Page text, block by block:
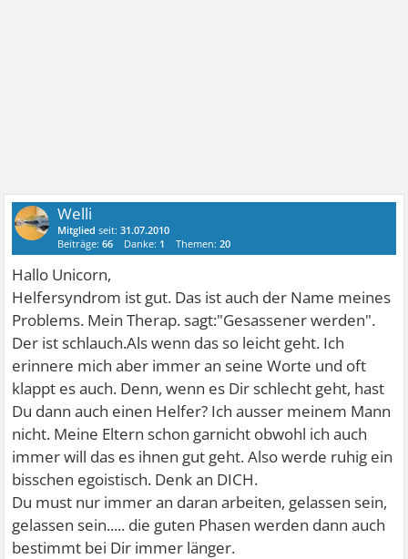
Welli
Mitglied seit:31.07.2010
Beiträge:66 Danke: 1 Themen:20
Hallo Unicorn,
Helfersyndrom ist gut. Das ist auch der Name meines
Problems. Mein Therap. sagt:"Gesassener werden".
Der ist schlauch.Als wenn das so leicht geht. Ich
erinnere mich aber immer an seine Worte und oft
klappt es auch. Denn, wenn es Dir schlecht geht, hast
Du dann auch einen Helfer? Ich ausser meinem Mann
nicht. Meine Eltern schon garnicht obwohl ich auch
immer will das es ihnen gut geht. Also werde ruhig ein
bisschen egoistisch. Denk an DICH.
Du must nur immer an daran arbeiten, gelassen sein,
gelassen sein..... die guten Phasen werden dann auch
bestimmt bei Dir immer länger.